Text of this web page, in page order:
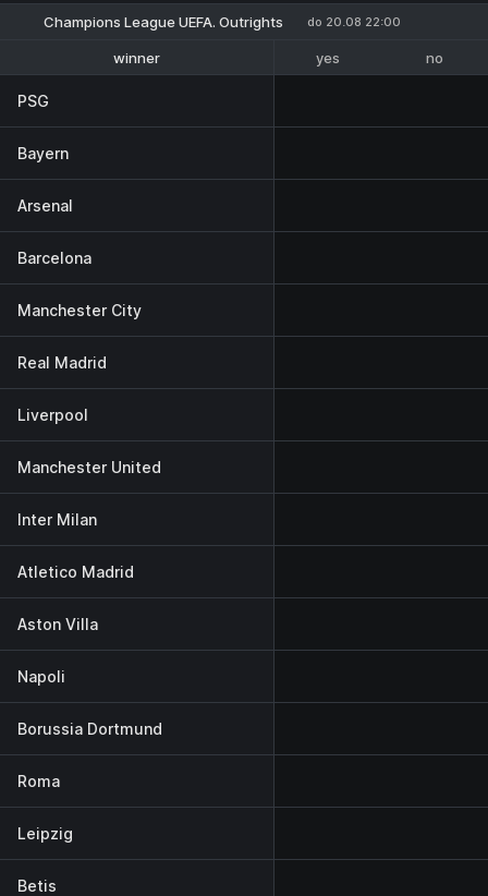
Champions League UEFA. Outrights do 20.08 22:00
winner To reach the final
yes no
PSG
Bayern
Arsenal
Barcelona
Manchester City
Real Madrid
Liverpool
Manchester United
Inter Milan
Atletico Madrid
Aston Villa
Napoli
Borussia Dortmund
Roma
Leipzig
Betis